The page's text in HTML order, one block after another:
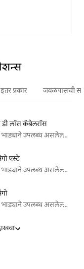
प्रकार जवळपासची
डी लॉस कॅबेलरॉस
सुट्टीसाठी भाड्याने उपलब्ध असलेल्या जागा
एस्टे
सुट्टीसाठी भाड्याने उपलब्ध असलेल्या जागा
सुट्टीसाठी भाड्याने उपलब्ध असलेल्या जागा